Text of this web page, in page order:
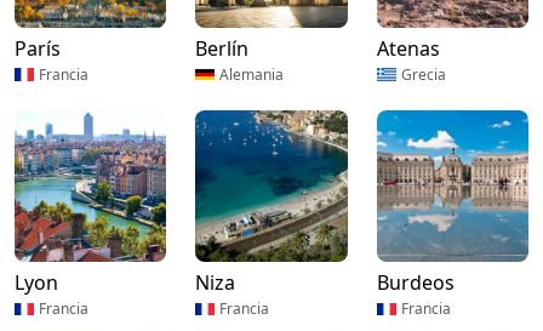
París
Francia
Berlín
Alemania
Atenas
Grecia
Lyon
Francia
Niza
Francia
Burdeos
Francia